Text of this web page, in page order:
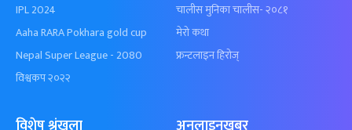
IPL 2024
Aaha RARA Pokhara gold cup
Nepal Super League - 2080
विश्वकप २०२२
चालीस मुनिका चालीस- २०८१
मेरो कथा
फ्रन्टलाइन हिरोज्